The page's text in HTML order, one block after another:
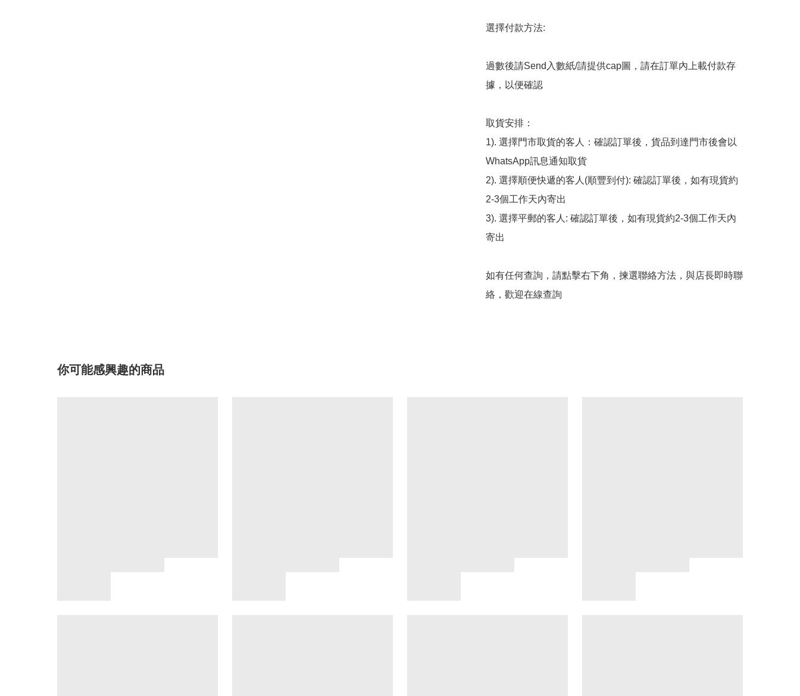
選擇付款方法:
過數後請Send入數紙/請提供cap圖，請在訂單內上載付款存
據，以便確認
取貨安排：
1). 選擇門市取貨的客人：確認訂單後，貨品到達門市後會以
WhatsApp訊息通知取貨
2). 選擇順便快遞的客人(順豐到付): 確認訂單後，如有現貨約
2-3個工作天內寄出
3). 選擇平郵的客人: 確認訂單後，如有現貨約2-3個工作天內
寄出
如有任何查詢，請點擊右下角，揀選聯絡方法，與店長即時聯
絡，歡迎在線查詢
你可能感興趣的商品